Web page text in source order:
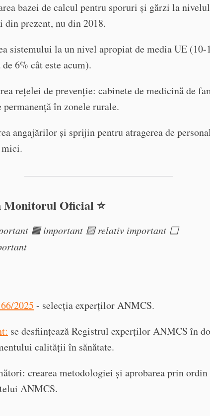
bazei de calcul pentru sporuri și gărzi la nivelul
din prezent, nu din 2018.
sistemului la un nivel apropiat de media UE
6% cât este acum).
rețelei de prevenție: cabinete de medicină de
permanență în zonele rurale.
angajărilor și sprijin pentru atragerea de
Oficial ⭐️
🟧 important 🟨 relativ important ⬜️
2025 - selecția experților ANMCS.
se desființează Registrul experților ANMCS în
calității în sănătate.
crearea metodologiei și aprobarea prin ordin
ANMCS.